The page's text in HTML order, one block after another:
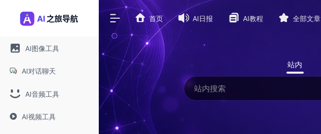
AI图像工具
AI对话聊天
AI音频工具
AI视频工具
首页 AI日报 AI教程 全部文章
站内